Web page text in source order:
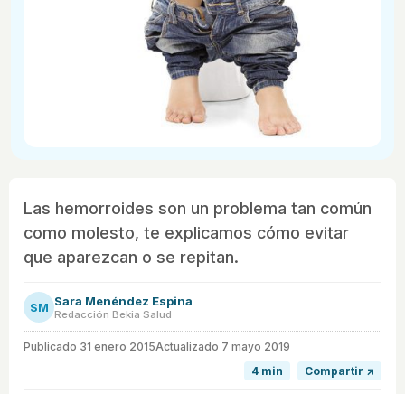
Las hemorroides son un problema tan común
como molesto, te explicamos cómo evitar
que aparezcan o se repitan.
SM Sara Menéndez Espina
Redacción Bekia Salud
Publicado 31 enero 2015Actualizado 7 mayo 2019
4 min
Compartir ↗